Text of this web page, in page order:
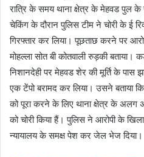
रात्रि के समय थाना क्षेत्र के मेहवड पुल
चेकिंग के दौरान पुलिस टीम ने चोरी के ई
गिरफ्तार कर लिया। पूछताछ करने पर
मोहल्ला सोत बी कोतवाली रुड़की
निशानदेही पर मेहवड शेर की मूर्ति के पास
एक टेंपो बरामद कर लिया। उसने
को पूरा करने के लिए थाना क्षेत्र के
को चोरी किया हैं। पुलिस ने आरोपी के
न्यायालय के समक्ष पेश कर जेल भेज दिया।